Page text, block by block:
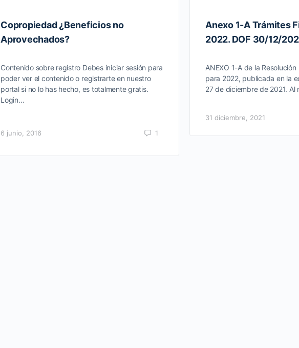
Copropiedad ¿Beneficios no
Aprovechados?
Contenido sobre registro Debes iniciar sesión para
poder ver el contenido o registrarte en nuestro
portal si no lo has hecho, es totalmente gratis.
Login…
6 junio, 2016 1
Anexo 1-A Trámites
2022. DOF 30/12/
ANEXO 1-A de la
para 2022, publicada en la
27 de diciembre de 2021.
31 diciembre, 2021